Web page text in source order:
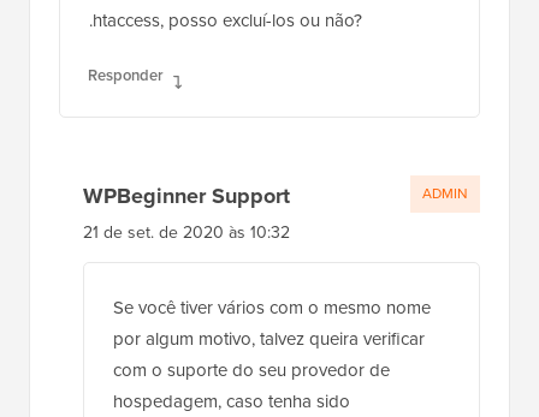
.htaccess, posso excluí-los ou não?
Responder
WPBeginner Support
21 de set. de 2020 às 10:32
Se você tiver vários com o mesmo nome
por algum motivo, talvez queira verificar
com o suporte do seu provedor de
hospedagem, caso tenha sido
ADMIN